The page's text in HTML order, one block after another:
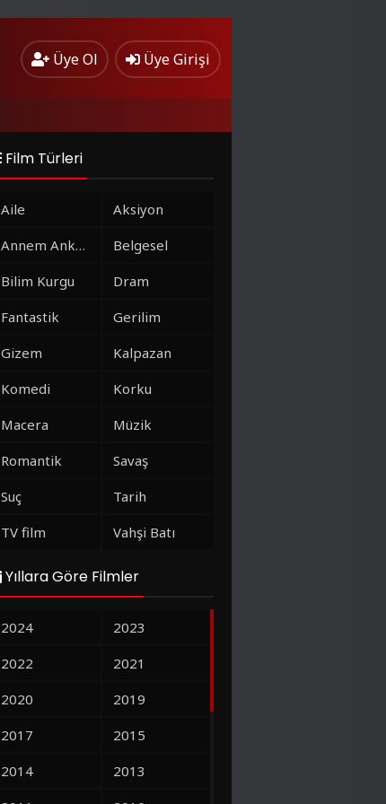
Üye Ol Üye Girişi
Film Türleri
Aile
Aksiyon
Annem Ankara
Belgesel
Bilim Kurgu
Dram
Fantastik
Gerilim
Gizem
Kalpazan
Komedi
Korku
Macera
Müzik
Romantik
Savaş
Suç
Tarih
TV film
Vahşi Batı
Yıllara Göre Filmler
2024
2023
2022
2021
2020
2019
2017
2015
2014
2013